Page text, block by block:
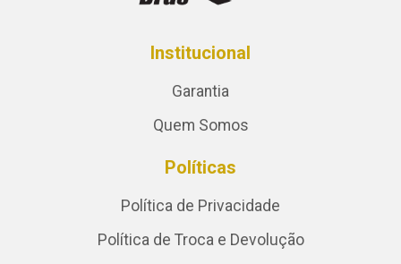
Institucional
Garantia
Quem Somos
Políticas
Política de Privacidade
Política de Troca e Devolução